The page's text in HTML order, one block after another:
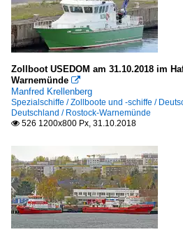
Zollboot USEDOM am 31.10.2018 im
Warnemünde 
Manfred Krellenberg
Spezialschiffe / Zollboote und -schiffe /
Deutschland / Rostock-Warnemünde
 526 1200x800 Px, 31.10.2018